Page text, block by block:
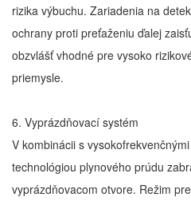
rizika výbuchu. Zariadenia na
ochrany proti preťaženiu ďalej
obzvlášť vhodné pre vysoko
priemysle.
6. Vyprázdňovací systém
V kombinácii s
technológiou plynového prúdu
vyprázdňovacom otvore. Režim